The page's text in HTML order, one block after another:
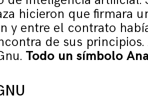
hicieron que firmara
y entre el contrato
de sus
Todo un símbolo